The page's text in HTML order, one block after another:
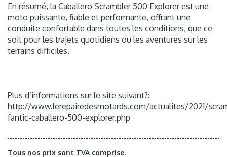
En résumé, la Caballero Scrambler 500 Explorer est une
moto puissante, fiable et performante, offrant une
conduite confortable dans toutes les conditions, que ce
soit pour les trajets quotidiens ou les aventures sur les
terrains difficiles.
Plus d’informations sur le site suivant?:
http://www.lerepairedesmotards.com/actualites/2021/
fantic-caballero-500-explorer.php
Tous nos prix sont TVA comprise.